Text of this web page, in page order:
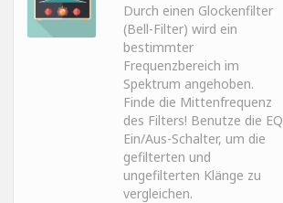
Durch einen Glockenfilter
(Bell-Filter) wird ein
bestimmter
Frequenzbereich im
Spektrum angehoben.
Finde die Mittenfrequenz
des Filters! Benutze die EQ
Ein/Aus-Schalter, um die
gefilterten und
ungefilterten Klänge zu
vergleichen.